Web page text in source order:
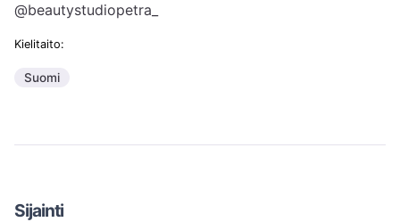
@beautystudiopetra_
Kielitaito:
Suomi
Sijainti